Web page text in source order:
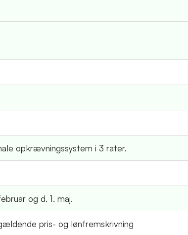
opkrævningssystem i 3 rater.
og d. 1. maj.
pris- og lønfremskrivning